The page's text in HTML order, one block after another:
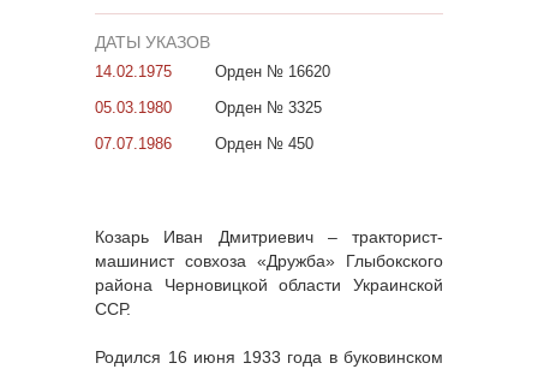
ДАТЫ УКАЗОВ
14.02.1975
Орден № 16620
05.03.1980
Орден № 3325
07.07.1986
Орден № 450
Козарь Иван Дмитриевич – тракторист-
машинист совхоза «Дружба» Глыбокского
района Черновицкой области Украинской
ССР.
Родился 16 июня 1933 года в буковинском